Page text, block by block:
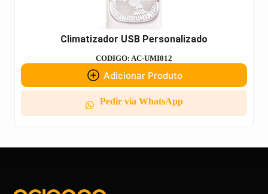
Climatizador USB Personalizado
CODIGO: AC-UMI012
Adicionar Produto
Pedir via WhatsApp